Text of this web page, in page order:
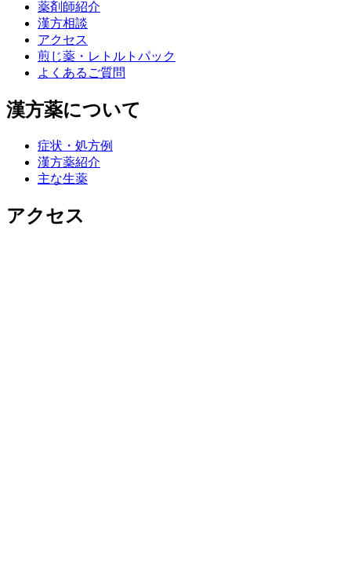
薬剤師紹介
漢方相談
アクセス
煎じ薬・レトルトパック
よくあるご質問
漢方薬について
症状・処方例
漢方薬紹介
主な生薬
アクセス